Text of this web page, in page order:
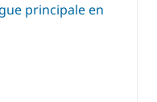
principale en